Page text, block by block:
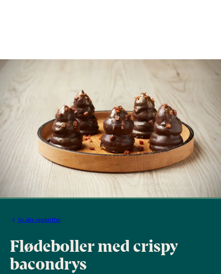
Se alle opskrifter
Flødeboller med crispy
bacondrys